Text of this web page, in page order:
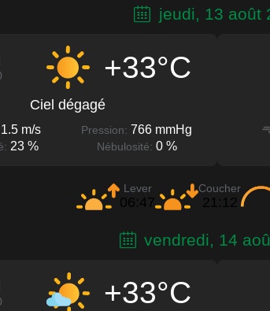
jeudi, 13 août
+33°C
Ciel dégagé
m/s Pression: 766 mmHg
23 % Nébulosité: 0 %
Lever
06:47
Coucher
21:12
vendredi, 14
+33°C